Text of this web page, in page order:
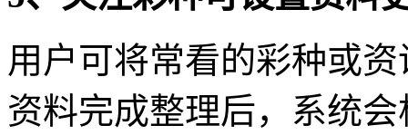
用户可将常看的彩种或
资料完成整理后，系统